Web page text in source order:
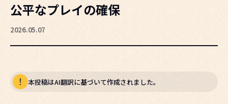
公平なプレイの確保
2026.05.07
本投稿はAI翻訳に基づいて作成されました。